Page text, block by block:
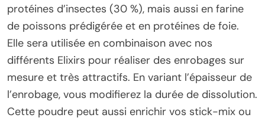
protéines d’insectes (30 %), mais aussi en farine
de poissons prédigérée et en protéines de foie.
Elle sera utilisée en combinaison avec nos
différents Elixirs pour réaliser des enrobages sur
mesure et très attractifs. En variant l’épaisseur de
l’enrobage, vous modifierez la durée de dissolution.
Cette poudre peut aussi enrichir vos stick-mix ou